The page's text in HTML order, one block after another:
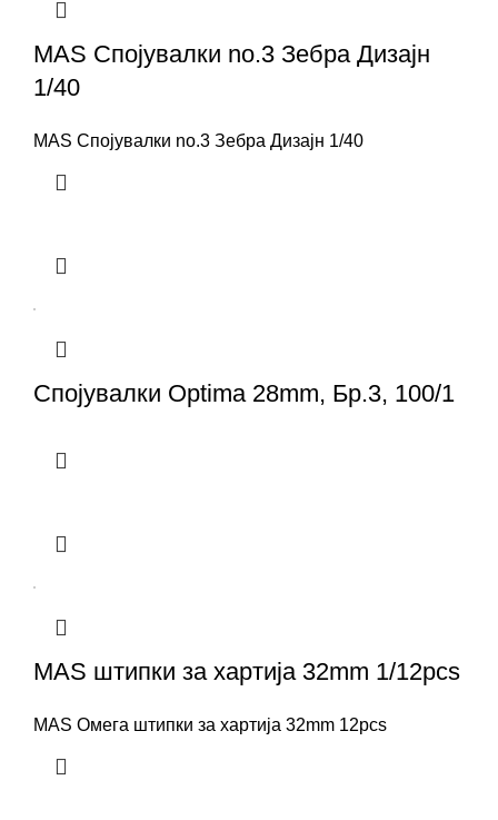
MAS Спојувалки no.3 Зебра Дизајн
1/40
MAS Спојувалки no.3 Зебра Дизајн 1/40
Спојувалки Optima 28mm, Бр.3, 100/1
MAS штипки за хартија 32mm 1/12pcs
MAS Омега штипки за хартија 32mm 12pcs